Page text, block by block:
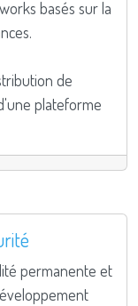
basés sur la
de
plateforme
permanente et